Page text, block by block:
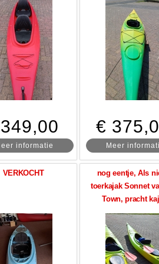
informatie
€
Meer
VERKOCHT
nog eentje, Als
toerkajak Sonnet
Town, pracht